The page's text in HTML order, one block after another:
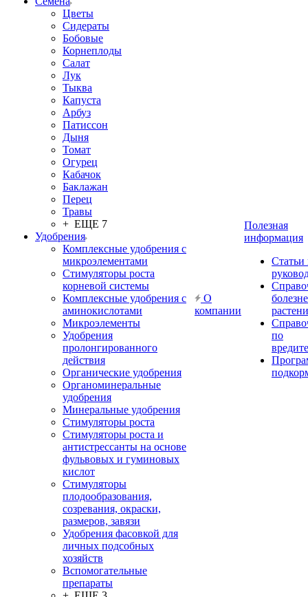
Цветы
Сидераты
Бобовые
Корнеплоды
Салат
Лук
Тыква
Капуста
Арбуз
Патиссон
Дыня
Томат
Огурец
Кабачок
Баклажан
Перец
Травы
+ ЕЩЕ 7
Удобрения
Комплексные удобрения с
микроэлементами
Стимуляторы роста
корневой системы
Комплексные удобрения с
аминокислотами
Микроэлементы
Удобрения
пролонгированного
действия
Органические удобрения
Органоминеральные
удобрения
Минеральные удобрения
Стимуляторы роста
Стимуляторы роста и
антистрессанты на основе
фульвовых и гуминовых
кислот
Стимуляторы
плодообразования,
созревания, окраски,
размеров, завязи
Удобрения фасовкой для
личных подсобных
хозяйств
Вспомогательные
препараты
О
компании
Полезная
информация
Статьи
по